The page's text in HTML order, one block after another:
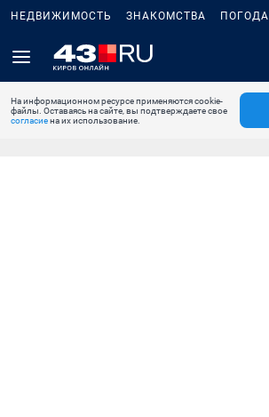
НЕДВИЖИМОСТЬ ЗНАКОМСТВА ПОГОДА
На информационном ресурсе применяются cookie-
файлы. Оставаясь на сайте, вы подтверждаете свое
согласиена их использование.